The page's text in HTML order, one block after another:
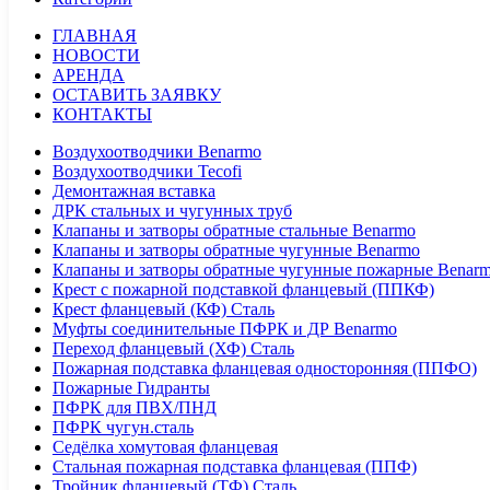
ГЛАВНАЯ
НОВОСТИ
АРЕНДА
ОСТАВИТЬ ЗАЯВКУ
КОНТАКТЫ
Воздухоотводчики Benarmo
Воздухоотводчики Tecofi
Демонтажная вставка
ДРК стальных и чугунных труб
Клапаны и затворы обратные стальные Benarmo
Клапаны и затворы обратные чугунные Benarmo
Клапаны и затворы обратные чугунные пожарные
Крест с пожарной подставкой фланцевый (ППКФ)
Крест фланцевый (КФ) Сталь
Муфты соединительные ПФРК и ДР Benarmo
Переход фланцевый (ХФ) Сталь
Пожарная подставка фланцевая односторонняя (ППФО)
Пожарные Гидранты
ПФРК для ПВХ/ПНД
ПФРК чугун.сталь
Седёлка хомутовая фланцевая
Стальная пожарная подставка фланцевая (ППФ)
Тройник фланцевый (ТФ) Сталь